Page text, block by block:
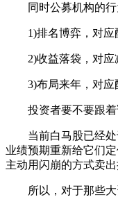
同时公募机构的行为
1)排名博弈，对应
2)收益落袋，对应减
3)布局来年，对应配
投资者要不要跟着
当前白马股已经处于
业绩预期重新给它们
主动用闪崩的方式卖
所以，对于那些大资